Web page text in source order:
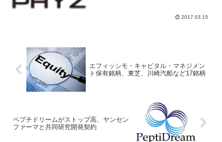
2017.03.15
エフィッシモ・キャピタル・マネジメン
ト保有銘柄、東芝、川崎汽船など17銘柄
ペプチドリームがストップ高、ヤンセン
ファーマと共同研究開発契約